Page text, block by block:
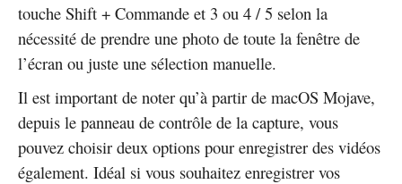
touche Shift + Commande et 3 ou 4 / 5 selon la
nécessité de prendre une photo de toute la fenêtre de
l’écran ou juste une sélection manuelle.
Il est important de noter qu’à partir de macOS Mojave,
depuis le panneau de contrôle de la capture, vous
pouvez choisir deux options pour enregistrer des vidéos
également. Idéal si vous souhaitez enregistrer vos